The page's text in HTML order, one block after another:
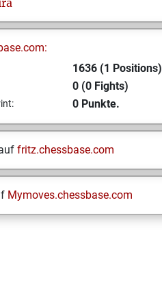
1636 (1 Positions)
0 (0 Fights)
0 Punkte.
fritz.chessbase.com
Mymoves.chessbase.com